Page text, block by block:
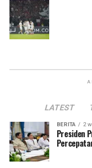
LATEST
BERITA 2
Presiden